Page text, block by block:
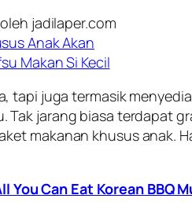
Anak Akan
Makan Si Kecil
tapi juga termasik
jarang biasa terdapat
makanan khusus anak.
You Can Eat Korean BBQ